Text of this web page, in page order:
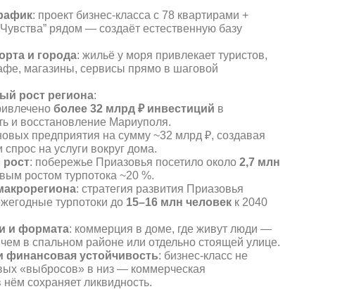
: проект бизнес-класса с 78 квартирами +
рядом — создаёт естественную базу
и города: жильё у моря привлекает туристов,
магазины, сервисы прямо в шаговой
рост региона:
более 32 млрд ₽ инвестиций в
и восстановление Мариуполя.
предприятия на сумму ~32 млрд ₽, создавая
на услуги вокруг дома.
рост: побережье Приазовья посетило около 2,7 млн
ростом турпотока ~20 %.
: стратегия развития Приазовья
турпотоки до 15–16 млн человек к 2040
и формата: коммерция в доме, где живут люди —
в спальном районе или отдельно стоящей улице.
финансовая устойчивость: бизнес-класс не
«выбросов» в низ — коммерческая
сохраняет ликвидность.